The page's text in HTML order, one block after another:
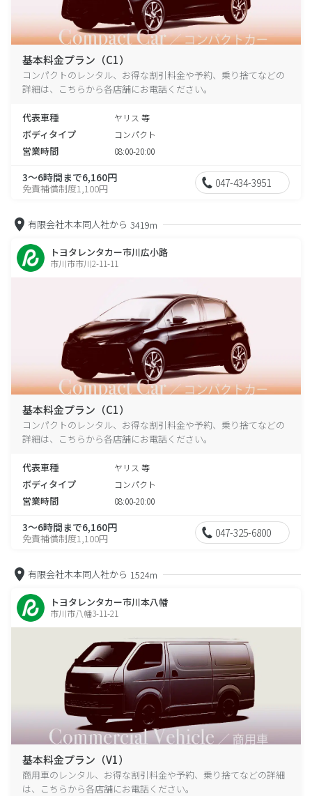
基本料金プラン（C1）
コンパクトのレンタル、お得な割引料金や予約、乗り捨てなどの
詳細は、こちらから各店舗にお電話ください。
代表車種 ヤリス 等
ボディタイプ コンパクト
営業時間 08:00-20:00
3～6時間まで6,160円
免責補償制度1,100円 047-434-3951
有限会社木本同人社から 3419m
トヨタレンタカー市川広小路
市川市市川2-11-11
基本料金プラン（C1）
コンパクトのレンタル、お得な割引料金や予約、乗り捨てなどの
詳細は、こちらから各店舗にお電話ください。
代表車種 ヤリス 等
ボディタイプ コンパクト
営業時間 08:00-20:00
3～6時間まで6,160円
免責補償制度1,100円 047-325-6800
有限会社木本同人社から 1524m
トヨタレンタカー市川本八幡
市川市八幡3-11-21
基本料金プラン（V1）
商用車のレンタル、お得な割引料金や予約、乗り捨てなどの詳細
は、こちらから各店舗にお電話ください。